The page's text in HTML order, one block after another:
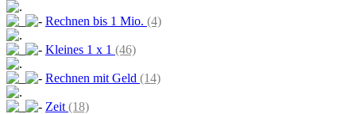
Rechnen bis 1 Mio. (4)
Kleines 1 x 1 (46)
Rechnen mit Geld (14)
Zeit (18)